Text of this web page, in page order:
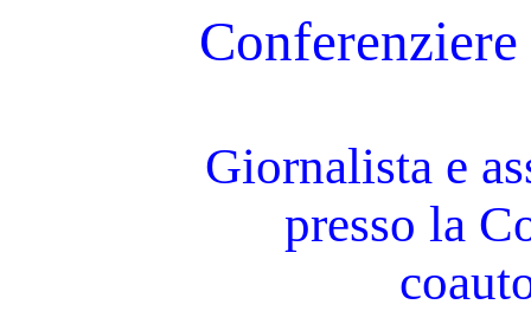
Giornalista e
presso la